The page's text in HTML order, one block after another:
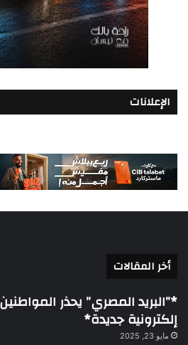
الإعلانات
أخر المقالات
*”البريد المصري” يحذر
إلكترونية جديدة*
مايو 23, 2025